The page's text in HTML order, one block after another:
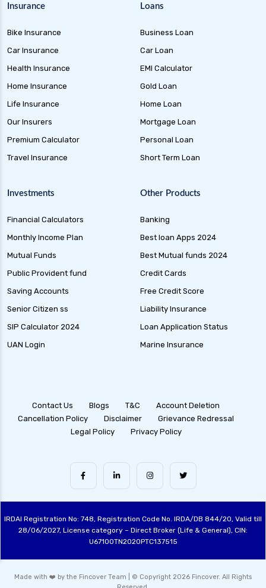
Insurance
Bike Insurance
Car Insurance
Health Insurance
Home Insurance
Life Insurance
Our Insurers
Premium Calculator
Travel Insurance
Loans
Business Loan
Car Loan
EMI Calculator
Gold Loan
Home Loan
Mortgage Loan
Personal Loan
Short Term Loan
Investments
Financial Calculators
Monthly Income Plan
Mutual Funds
Public Provident fund
Saving Accounts
Senior Citizen ss
SIP Calculator 2024
UAN Login
Other Products
Banking
Best loan Apps 2024
Best Mutual funds 2024
Credit Cards
Free Credit Score
Liability Insurance
Loan Application Status
Marine Insurance
Contact Us Blogs T&C
Account Deletion
Cancellation Policy
Disclaimer
Grievance Redressal
Legal Policy
Privacy Policy
IRDAI Registration No: 748, Registration Code No. IRDA/DB 844/20, Valid till
28/06/2027, License category – Direct Broker (Life & General), CIN:
U67100TN2020PTC137515
Made with ❤️ by the Fincover Team | © Copyright 2026 Fincover. All Rights